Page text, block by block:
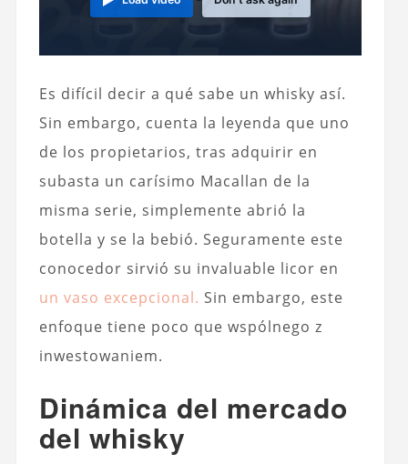
Es difícil decir a qué sabe un whisky así.
Sin embargo, cuenta la leyenda que uno
de los propietarios, tras adquirir en
subasta un carísimo Macallan de la
misma serie, simplemente abrió la
botella y se la bebió. Seguramente este
conocedor sirvió su invaluable licor en
un vaso excepcional. Sin embargo, este
enfoque tiene poco que wspólnego z
inwestowaniem.
Dinámica del mercado
del whisky